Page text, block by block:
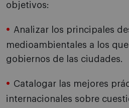
objetivos:
Analizar los principales
medioambientales a los
gobiernos de las ciudades.
Catalogar las mejores
internacionales sobre